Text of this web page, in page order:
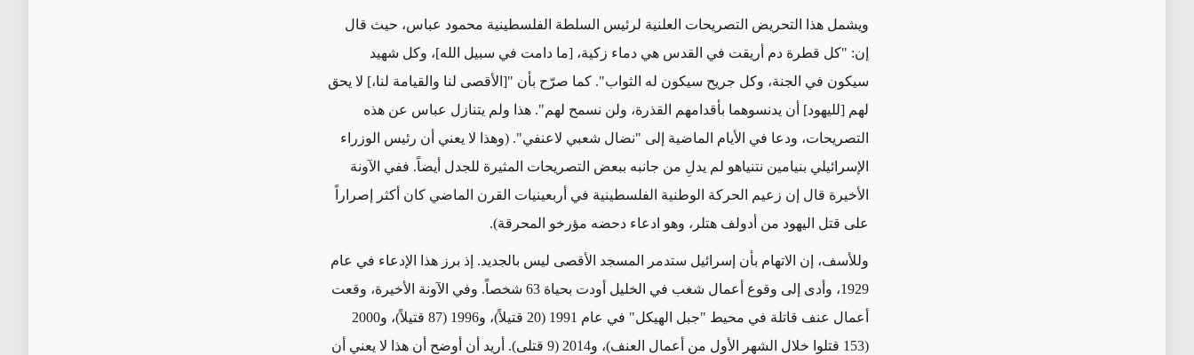
ويشمل هذا التحريض التصريحات العلنية لرئيس السلطة الفلسطينية محمود عباس، حيث قال
إن: "كل قطرة دم أريقت في القدس هي دماء زكية، [ما دامت في سبيل الله]، وكل شهيد
سيكون في الجنة، وكل جريح سيكون له الثواب". كما صرّح بأن "[الأقصى لنا والقيامة لنا،] لا يحق
‏لهم [لليهود] أن يدنسوهما بأقدامهم القذرة، ولن نسمح لهم". هذا ولم يتنازل عباس عن هذه
التصريحات، ودعا في الأيام الماضية إلى "نضال شعبي لاعنفي". (وهذا لا يعني أن رئيس الوزراء
الإسرائيلي بنيامين نتنياهو لم يدلِ من جانبه ببعض التصريحات المثيرة للجدل أيضاً. ففي الآونة
الأخيرة قال إن زعيم الحركة الوطنية الفلسطينية في أربعينيات القرن الماضي كان أكثر إصراراً
على قتل اليهود من أدولف هتلر، وهو ادعاء دحضه مؤرخو المحرقة).
وللأسف، إن الاتهام بأن إسرائيل ستدمر المسجد الأقصى ليس بالجديد. إذ برز هذا الإدعاء في عام
1929، وأدى إلى وقوع أعمال شغب في الخليل أودت بحياة 63 شخصاً. وفي الآونة الأخيرة، وقعت
أعمال عنف قاتلة في محيط "جبل الهيكل" في عام 1991 (20 قتيلاً)، و1996 (87 قتيلاً)، و2000
(153 قتلوا خلال الشهر الأول من أعمال العنف)، و2014 (9 قتلى). أريد أن أوضح أن هذا لا يعني أن